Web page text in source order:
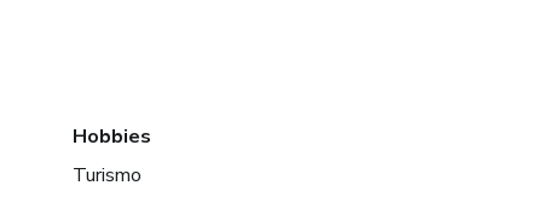
Hobbies
Turismo